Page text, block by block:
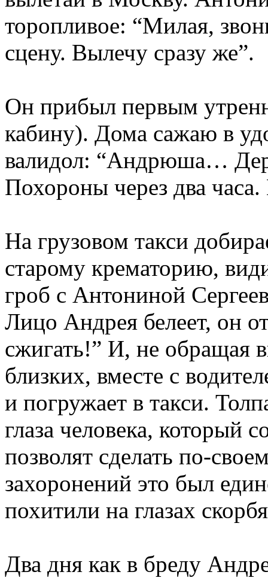
торопливое: “Милая,
сцену. Вылечу сразу же”.
Он прибыл первым
кабину). Дома сажаю в
валидол: “Андрюша…
Похороны через два
На грузовом такси
старому крематорию,
гроб с Антониной
Лицо Андрея белеет, он
сжигать!” И, не обращая
близких, вместе с
и погружает в такси.
глаза человека, который
позволят сделать по-
захоронений это был
похитили на глазах
Два дня как в бреду